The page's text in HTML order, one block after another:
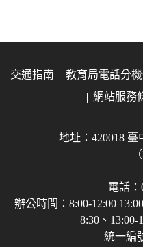
交通指南 教育局電話分
網站服務
地址：420018
電話：
辦公時間：8:00-12:00
8:30、13:00-
統一編